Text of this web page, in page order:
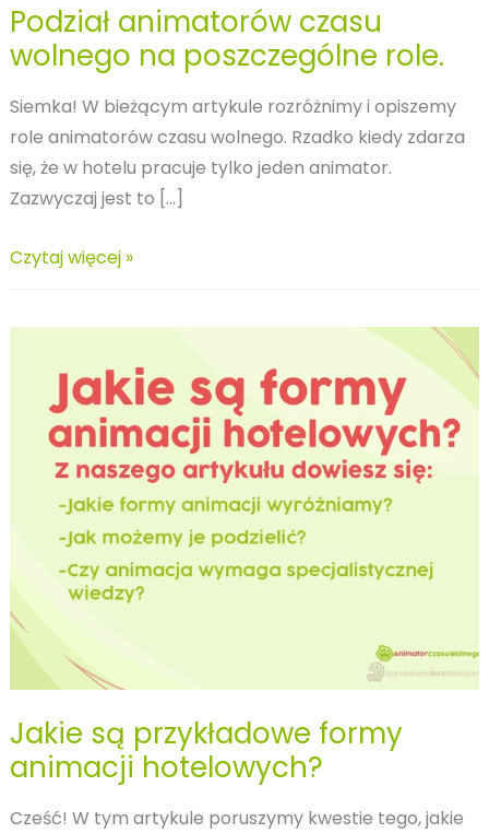
Podział animatorów czasu
wolnego na poszczególne role.
Siemka! W bieżącym artykule rozróżnimy i opiszemy
role animatorów czasu wolnego. Rzadko kiedy zdarza
się, że w hotelu pracuje tylko jeden animator.
Zazwyczaj jest to […]
Podział
poszczególne
Czytaj więcej »
Jakie są przykładowe formy
animacji hotelowych?
Cześć! W tym artykule poruszymy kwestie tego, jakie